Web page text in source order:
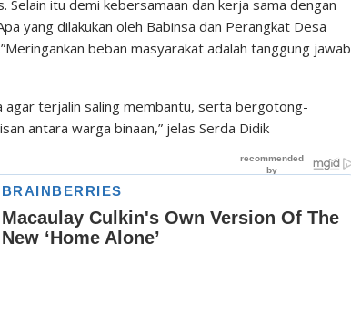
Selain itu demi kebersamaan dan kerja sama dengan
yang dilakukan oleh Babinsa dan Perangkat Desa
beban masyarakat adalah tanggung jawab
terjalin saling membantu, serta bergotong-
antara warga binaan,” jelas Serda Didik